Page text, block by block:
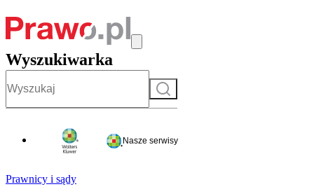
Wyszukiwarka
Szukaj
Nasze serwisy
Prawnicy i sądy